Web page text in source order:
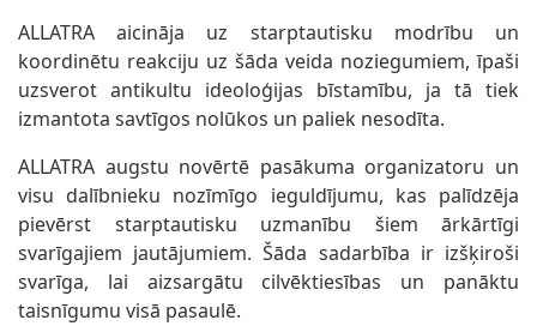
ALLATRA aicināja uz starptautisku modrību un
koordinētu reakciju uz šāda veida noziegumiem, īpaši
uzsverot antikultu ideoloģijas bīstamību, ja tā tiek
izmantota savtīgos nolūkos un paliek nesodīta.
ALLATRA augstu novērtē pasākuma organizatoru un
visu dalībnieku nozīmīgo ieguldījumu, kas palīdzēja
pievērst starptautisku uzmanību šiem ārkārtīgi
svarīgajiem jautājumiem. Šāda sadarbība ir izšķiroši
svarīga, lai aizsargātu cilvēktiesības un panāktu
taisnīgumu visā pasaulē.